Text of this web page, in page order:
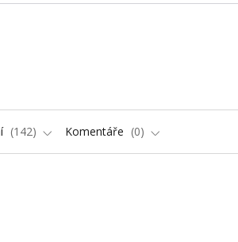
142 Komentáře 0